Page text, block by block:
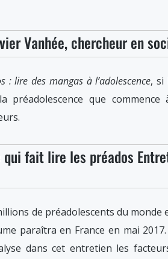
Vanhée, chercheur en
: lire des mangas à l’adolescence, si
préadolescence que
qui fait lire les préados
de préadolescents du
paraîtra en France en mai
dans cet entretien les